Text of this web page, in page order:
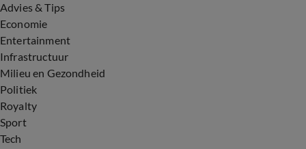
Advies & Tips
Economie
Entertainment
Infrastructuur
Milieu en Gezondheid
Politiek
Royalty
Sport
Tech